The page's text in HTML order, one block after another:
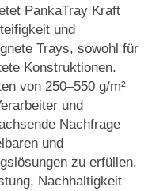
PankaTray Kraft
und
Trays, sowohl für
Konstruktionen.
von 250–550 g/m²
und
Nachfrage
und
zu erfüllen.
Nachhaltigkeit